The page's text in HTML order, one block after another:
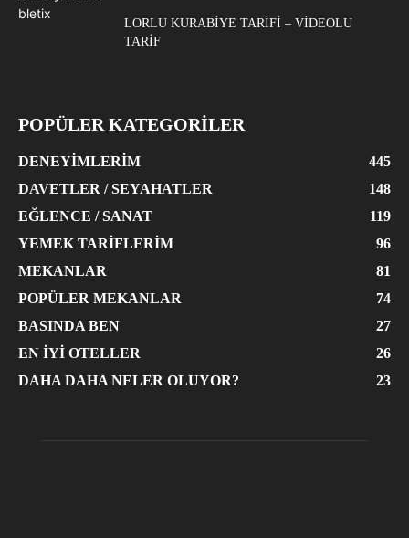
LORLU KURABIYE TARIFI – VIDEOLU
TARIF
POPÜLER KATEGORİLER
DENEYIMLERIM
445
DAVETLER / SEYAHATLER
148
EĞLENCE / SANAT
119
YEMEK TARIFLERIM
96
MEKANLAR
81
POPÜLER MEKANLAR
74
BASINDA BEN
27
EN İYI OTELLER
26
DAHA DAHA NELER OLUYOR?
23